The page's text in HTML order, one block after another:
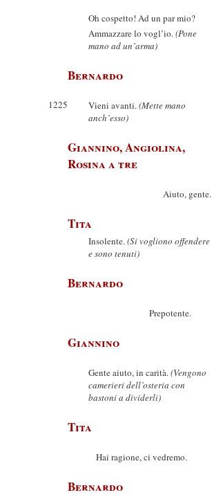
Oh cospetto! Ad un par mio?
Ammazzare lo vogl’io.(Pone
mano ad un’arma)
Bernardo
1225 Vieni avanti.(Mette mano
anch’esso)
Giannino, Angiolina,
Rosina a tre
Aiuto, gente.
Tita
Insolente.(Si vogliono offendere
e sono tenuti)
Bernardo
Prepotente.
Giannino
Gente aiuto, in carità.(Vengono
camerieri dell’osteria con
bastoni a dividerli)
Tita
Hai ragione, ci vedremo.
Bernardo